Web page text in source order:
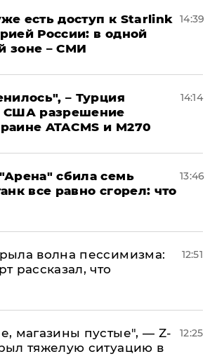
есть доступ к Starlink
России: в одной
зоне – СМИ
14:39
– Турция
США разрешение
ATACMS и M270
14:14
сбила семь
все равно сгорел: что
13:46
волна пессимизма:
рассказал, что
12:51
магазины пустые", — Z-
тяжелую ситуацию в
12:25